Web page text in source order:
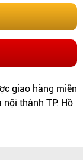
giao hàng miễn
thành TP. Hồ